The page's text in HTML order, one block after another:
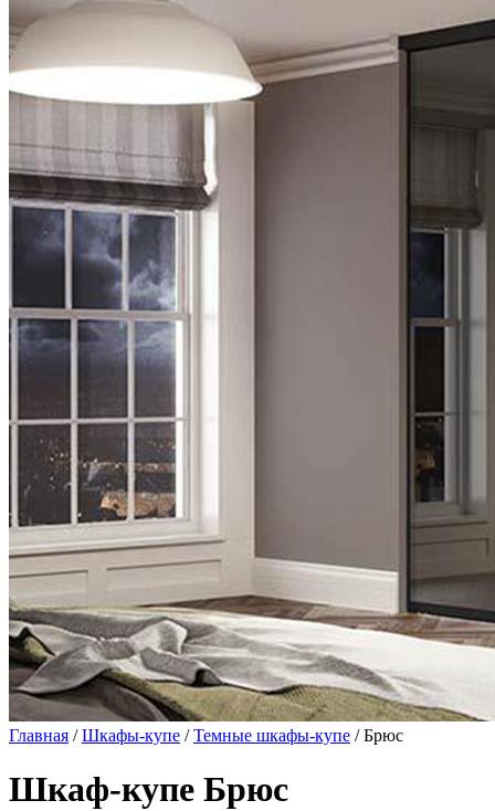
Главная /Шкафы-купе /Темные шкафы-купе / Брюс
Шкаф-купе Брюс